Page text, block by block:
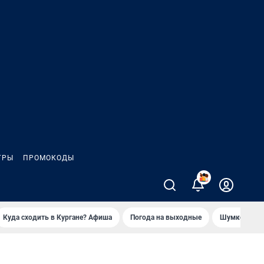
ПРОМОКОДЫ
2
Куда сходить в Кургане? Афиша Погода на выходные Шумков в